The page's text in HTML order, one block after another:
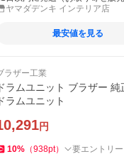
ヤマダデンキ インテリア店
最安値を見る
ラザー工業
ドラムユニット ブラザー
ドラムユニット
円
10% （938pt） 要エントリー